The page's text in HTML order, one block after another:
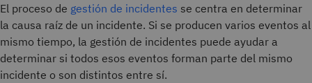
El proceso de gestión de incidentes se centra en determinar
la causa raíz de un incidente. Si se producen varios eventos al
mismo tiempo, la gestión de incidentes puede ayudar a
determinar si todos esos eventos forman parte del mismo
incidente o son distintos entre sí.